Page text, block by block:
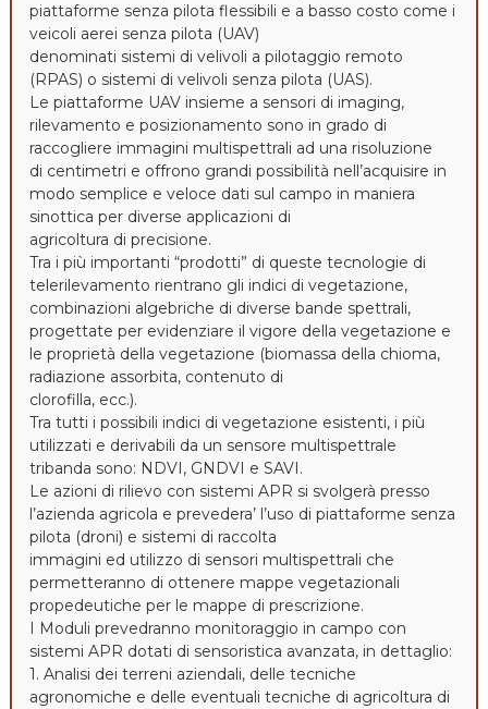
piattaforme senza pilota flessibili e a basso costo come i
veicoli aerei senza pilota (UAV)
denominati sistemi di velivoli a pilotaggio remoto
(RPAS) o sistemi di velivoli senza pilota (UAS).
Le piattaforme UAV insieme a sensori di imaging,
rilevamento e posizionamento sono in grado di
raccogliere immagini multispettrali ad una risoluzione
di centimetri e offrono grandi possibilità nell’acquisire in
modo semplice e veloce dati sul campo in maniera
sinottica per diverse applicazioni di
agricoltura di precisione.
Tra i più importanti “prodotti” di queste tecnologie di
telerilevamento rientrano gli indici di vegetazione,
combinazioni algebriche di diverse bande spettrali,
progettate per evidenziare il vigore della vegetazione e
le proprietà della vegetazione (biomassa della chioma,
radiazione assorbita, contenuto di
clorofilla, ecc.).
Tra tutti i possibili indici di vegetazione esistenti, i più
utilizzati e derivabili da un sensore multispettrale
tribanda sono: NDVI, GNDVI e SAVI.
Le azioni di rilievo con sistemi APR si svolgerà presso
l’azienda agricola e prevedera’ l’uso di piattaforme senza
pilota (droni) e sistemi di raccolta
immagini ed utilizzo di sensori multispettrali che
permetteranno di ottenere mappe vegetazionali
propedeutiche per le mappe di prescrizione.
I Moduli prevedranno monitoraggio in campo con
sistemi APR dotati di sensoristica avanzata, in dettaglio:
1. Analisi dei terreni aziendali, delle tecniche
agronomiche e delle eventuali tecniche di agricoltura di